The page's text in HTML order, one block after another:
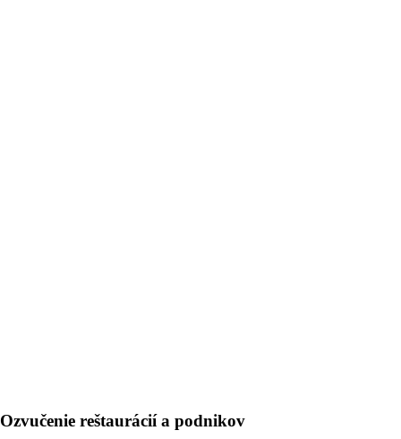
Ozvučenie reštaurácií a podnikov